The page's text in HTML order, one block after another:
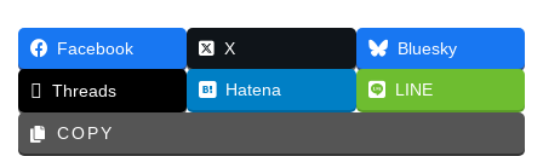
Facebook X Bluesky
Threads Hatena LINE
COPY